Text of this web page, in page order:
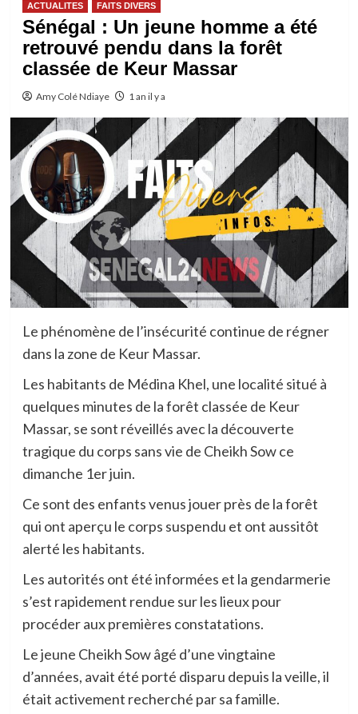
ACTUALITES FAITS DIVERS
Sénégal : Un jeune homme a été
retrouvé pendu dans la forêt
classée de Keur Massar
Amy Colé Ndiaye 1 an il y a
Le phénomène de l’insécurité continue de régner
dans la zone de Keur Massar.
Les habitants de Médina Khel, une localité situé à
quelques minutes de la forêt classée de Keur
Massar, se sont réveillés avec la découverte
tragique du corps sans vie de Cheikh Sow ce
dimanche 1er juin.
Ce sont des enfants venus jouer près de la forêt
qui ont aperçu le corps suspendu et ont aussitôt
alerté les habitants.
Les autorités ont été informées et la gendarmerie
s’est rapidement rendue sur les lieux pour
procéder aux premières constatations.
Le jeune Cheikh Sow âgé d’une vingtaine
d’années, avait été porté disparu depuis la veille, il
était activement recherché par sa famille.